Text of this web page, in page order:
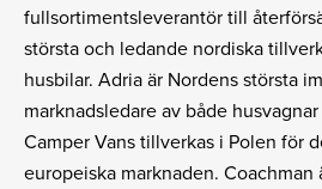
fullsortimentsleverantör till
största och ledande nordiska
husbilar. Adria är Nordens största
marknadsledare av både
Camper Vans tillverkas i Polen för
europeiska marknaden.